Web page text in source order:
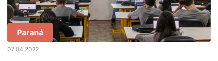
Paraná
07.04.2022